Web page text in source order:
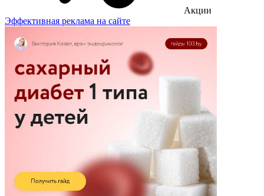
Акции
Эффективная реклама на сайте